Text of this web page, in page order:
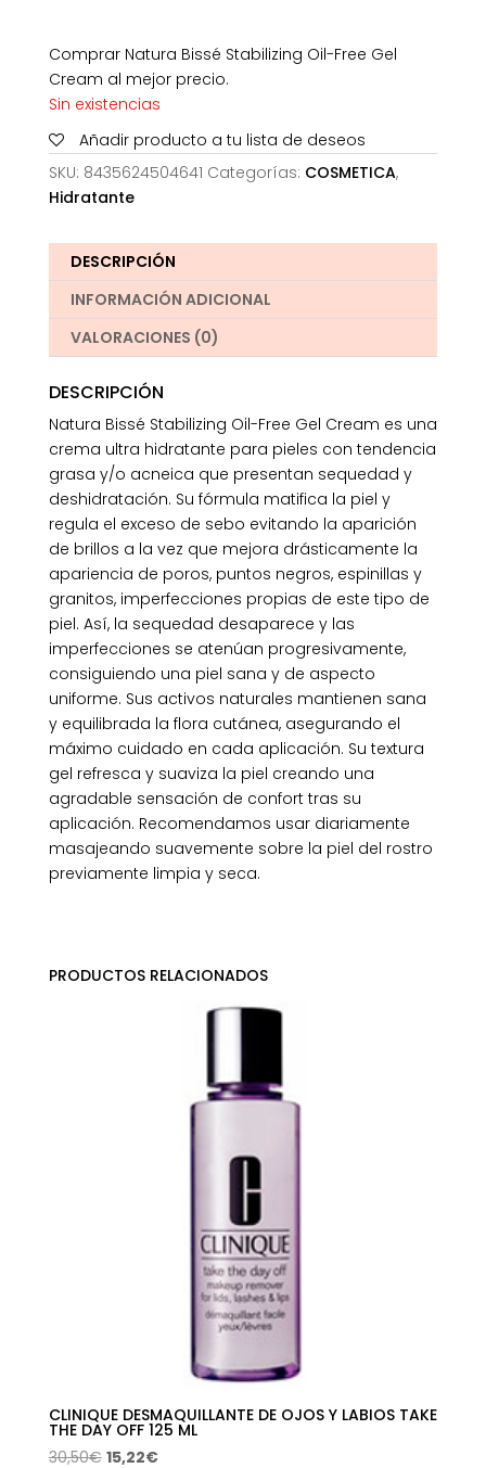
Comprar Natura Bissé Stabilizing Oil-Free Gel
Cream al mejor precio.
Sin existencias
Añadir producto a tu lista de deseos
SKU: 8435624504641 Categorías: COSMETICA,
Hidratante
DESCRIPCIÓN
INFORMACIÓN ADICIONAL
VALORACIONES (0)
DESCRIPCIÓN
Natura Bissé Stabilizing Oil-Free Gel Cream es una
crema ultra hidratante para pieles con tendencia
grasa y/o acneica que presentan sequedad y
deshidratación. Su fórmula matifica la piel y
regula el exceso de sebo evitando la aparición
de brillos a la vez que mejora drásticamente la
apariencia de poros, puntos negros, espinillas y
granitos, imperfecciones propias de este tipo de
piel. Así, la sequedad desaparece y las
imperfecciones se atenúan progresivamente,
consiguiendo una piel sana y de aspecto
uniforme. Sus activos naturales mantienen sana
y equilibrada la flora cutánea, asegurando el
máximo cuidado en cada aplicación. Su textura
gel refresca y suaviza la piel creando una
agradable sensación de confort tras su
aplicación. Recomendamos usar diariamente
masajeando suavemente sobre la piel del rostro
previamente limpia y seca.
PRODUCTOS RELACIONADOS
CLINIQUE DESMAQUILLANTE DE OJOS Y LABIOS TAKE
THE DAY OFF 125 ML
30,50€ El
15,22€El